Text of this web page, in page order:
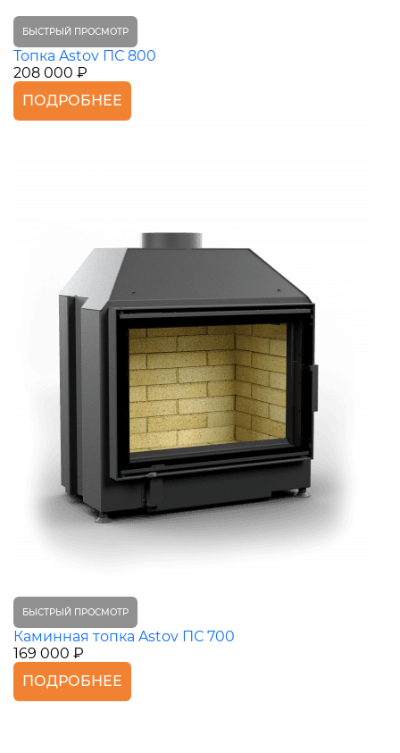
БЫСТРЫЙ ПРОСМОТР
Топка Astov ПС 800
208 000 ₽
ПОДРОБНЕЕ
БЫСТРЫЙ ПРОСМОТР
Каминная топка Astov ПС 700
169 000 ₽
ПОДРОБНЕЕ